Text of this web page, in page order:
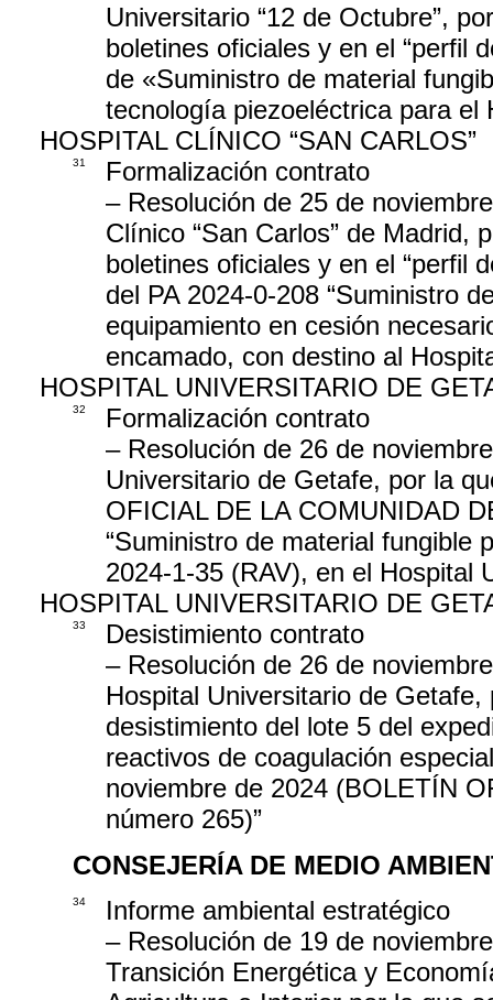
Universitario “12 de Octubre”,
boletines oficiales y en el “perfil
de «Suministro de material
tecnología piezoeléctrica para el
HOSPITAL CLÍNICO “SAN CARLOS”
31
Formalización contrato
– Resolución de 25 de
Clínico “San Carlos” de Madrid,
boletines oficiales y en el “perfil
del PA 2024-0-208 “Suministro
equipamiento en cesión
encamado, con destino al
HOSPITAL UNIVERSITARIO DE
32
Formalización contrato
– Resolución de 26 de
Universitario de Getafe, por la
OFICIAL DE LA COMUNIDAD
“Suministro de material fungible
2024-1-35 (RAV), en el Hospital
HOSPITAL UNIVERSITARIO DE
33
Desistimiento contrato
– Resolución de 26 de
Hospital Universitario de
desistimiento del lote 5 del
reactivos de coagulación
noviembre de 2024 (BOLETÍN
número 265)”
CONSEJERÍA DE MEDIO
34
Informe ambiental estratégico
– Resolución de 19 de
Transición Energética y